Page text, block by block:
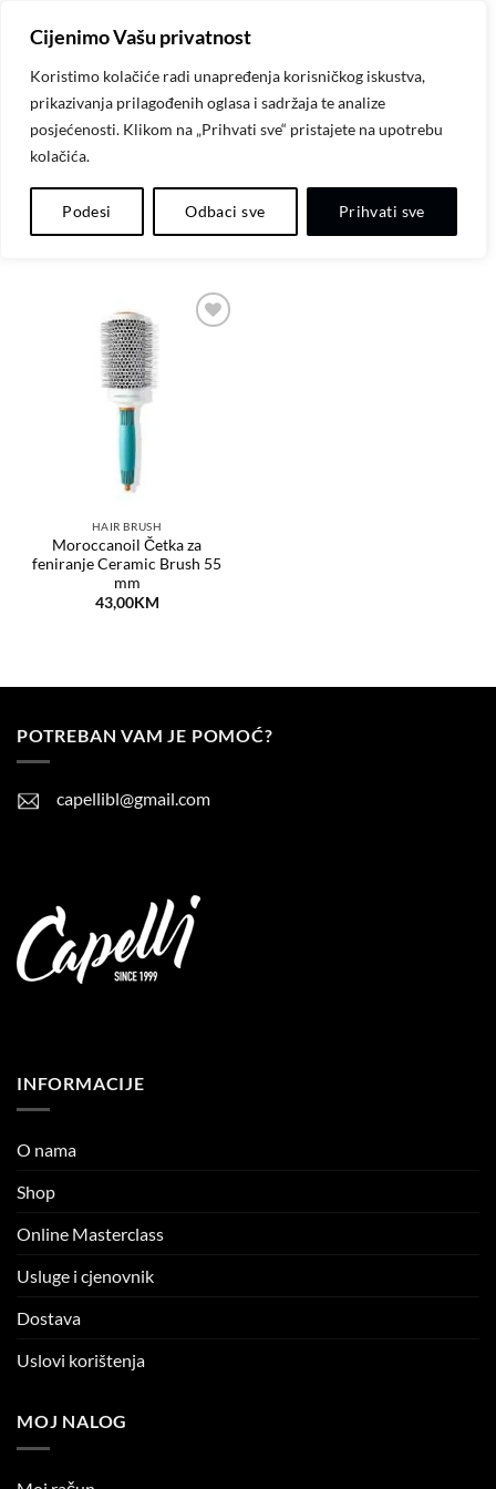
Cijenimo Vašu privatnost
Koristimo kolačiće radi unapređenja korisničkog iskustva,
prikazivanja prilagođenih oglasa i sadržaja te analize
posjećenosti. Klikom na „Prihvati sve“ pristajete na upotrebu
kolačića.
Podesi Odbaci sve Prihvati sve
content
POČETNA / PROIZVODI OZNAČENI “BRUSH”
HAIR BRUSH
Moroccanoil Četka za
feniranje Ceramic Brush 55
mm
43,00KM
POTREBAN VAM JE POMOĆ?
capellibl@gmail.com
INFORMACIJE
O nama
Shop
Online Masterclass
Usluge i cjenovnik
Dostava
Uslovi korištenja
MOJ NALOG